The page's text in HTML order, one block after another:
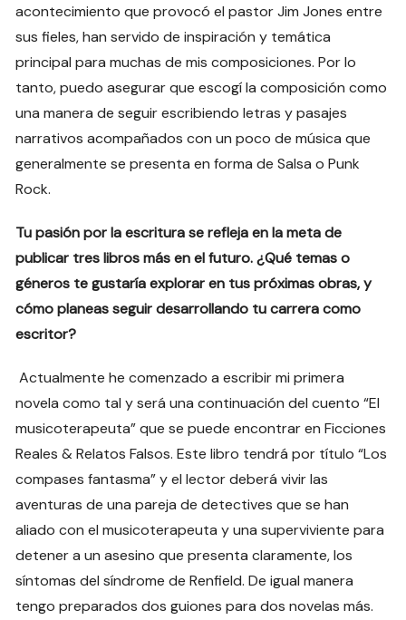
acontecimiento que provocó el pastor Jim Jones entre
sus fieles, han servido de inspiración y temática
principal para muchas de mis composiciones. Por lo
tanto, puedo asegurar que escogí la composición como
una manera de seguir escribiendo letras y pasajes
narrativos acompañados con un poco de música que
generalmente se presenta en forma de Salsa o Punk
Rock.
Tu pasión por la escritura se refleja en la meta de
publicar tres libros más en el futuro. ¿Qué temas o
géneros te gustaría explorar en tus próximas obras, y
cómo planeas seguir desarrollando tu carrera como
escritor?
Actualmente he comenzado a escribir mi primera
novela como tal y será una continuación del cuento “El
musicoterapeuta” que se puede encontrar en Ficciones
Reales & Relatos Falsos. Este libro tendrá por título “Los
compases fantasma” y el lector deberá vivir las
aventuras de una pareja de detectives que se han
aliado con el musicoterapeuta y una superviviente para
detener a un asesino que presenta claramente, los
síntomas del síndrome de Renfield. De igual manera
tengo preparados dos guiones para dos novelas más.